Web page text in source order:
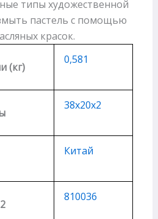
типы художественной
пастель с помощью
красок.
(кг)
0,581
38х20х2
Китай
810036